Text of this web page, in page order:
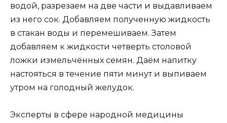
водой, разрезаем на две части и выдавливаем
из него сок. Добавляем полученную жидкость
в стакан воды и перемешиваем. Затем
добавляем к жидкости четверть столовой
ложки измельчённых семян. Даём напитку
настояться в течение пяти минут и выпиваем
утром на голодный желудок.
Эксперты в сфере народной медицины